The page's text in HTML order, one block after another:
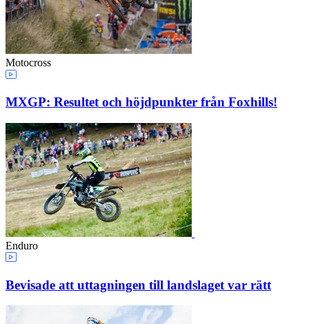
Motocross
MXGP: Resultet och höjdpunkter från Foxhills!
Enduro
Bevisade att uttagningen till landslaget var rätt